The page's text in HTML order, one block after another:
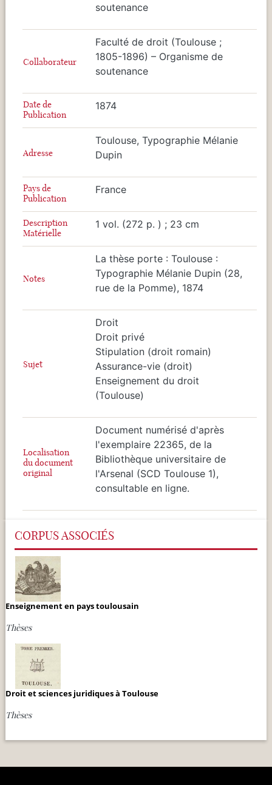
soutenance
Collaborateur
Faculté de droit (Toulouse ;
1805-1896) – Organisme de
soutenance
Date de
Publication
1874
Adresse
Toulouse, Typographie Mélanie
Dupin
Pays de
Publication
France
Description
Matérielle
1 vol. (272 p. ) ; 23 cm
Notes
La thèse porte : Toulouse :
Typographie Mélanie Dupin (28,
rue de la Pomme), 1874
Sujet
Droit
Droit privé
Stipulation (droit romain)
Assurance-vie (droit)
Enseignement du droit
(Toulouse)
Localisation
du document
original
Document numérisé d'après
l'exemplaire 22365, de la
Bibliothèque universitaire de
l'Arsenal (SCD Toulouse 1),
consultable en ligne.
CORPUS ASSOCIÉS
Enseignement en pays toulousain
Thèses
Droit et sciences juridiques à Toulouse
Thèses